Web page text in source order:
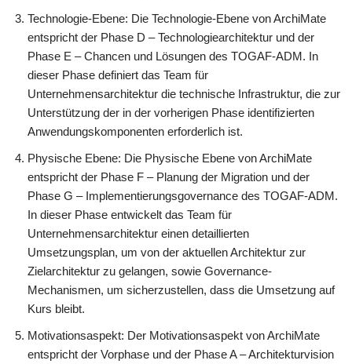
Technologie-Ebene: Die Technologie-Ebene von ArchiMate
entspricht der Phase D – Technologiearchitektur und der
Phase E – Chancen und Lösungen des TOGAF-ADM. In
dieser Phase definiert das Team für
Unternehmensarchitektur die technische Infrastruktur, die zur
Unterstützung der in der vorherigen Phase identifizierten
Anwendungskomponenten erforderlich ist.
Physische Ebene: Die Physische Ebene von ArchiMate
entspricht der Phase F – Planung der Migration und der
Phase G – Implementierungsgovernance des TOGAF-ADM.
In dieser Phase entwickelt das Team für
Unternehmensarchitektur einen detaillierten
Umsetzungsplan, um von der aktuellen Architektur zur
Zielarchitektur zu gelangen, sowie Governance-
Mechanismen, um sicherzustellen, dass die Umsetzung auf
Kurs bleibt.
Motivationsaspekt: Der Motivationsaspekt von ArchiMate
entspricht der Vorphase und der Phase A – Architekturvision